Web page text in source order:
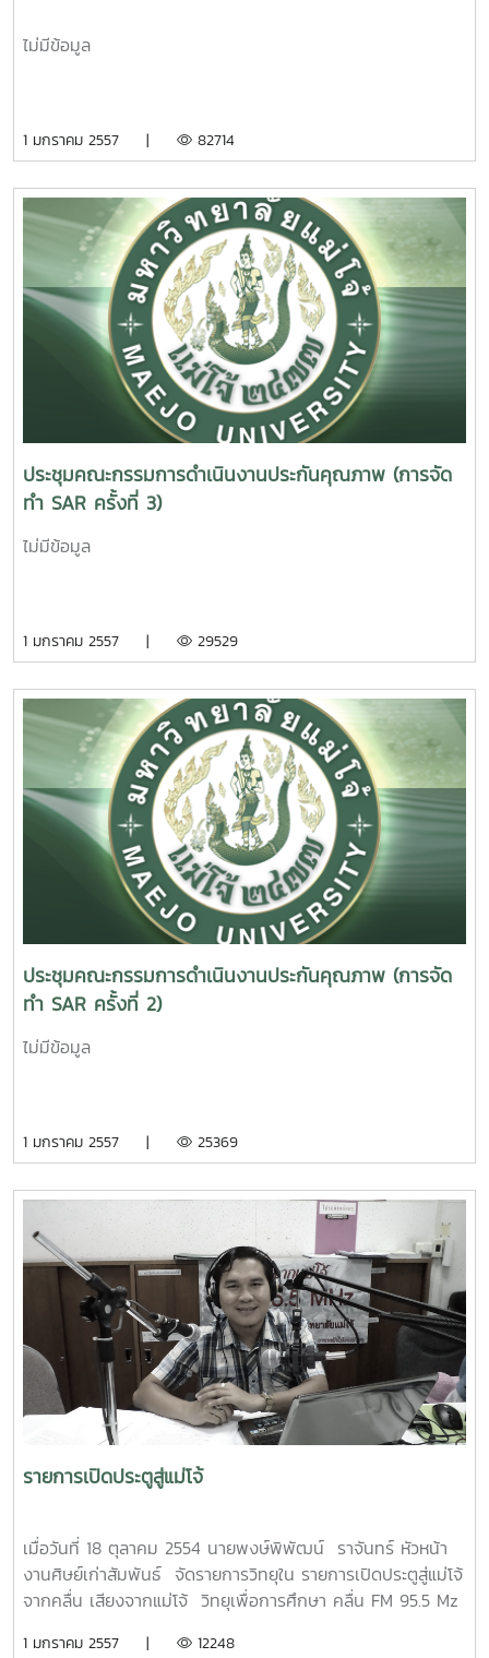
ไม่มีข้อมูล
1 มกราคม 2557 | 82714
ประชุมคณะกรรมการดำเนินงานประกันคุณภาพ (การจัด
ทำ SAR ครั้งที่ 3)
ไม่มีข้อมูล
1 มกราคม 2557 | 29529
ประชุมคณะกรรมการดำเนินงานประกันคุณภาพ (การจัด
ทำ SAR ครั้งที่ 2)
ไม่มีข้อมูล
1 มกราคม 2557 | 25369
รายการเปิดประตูสู่แม่โจ้
เมื่อวันที่ 18 ตุลาคม 2554 นายพงษ์พิพัฒน์ ราจันทร์ หัวหน้า
งานศิษย์เก่าสัมพันธ์ จัดรายการวิทยุใน รายการเปิดประตูสู่แม่โจ้
จากคลื่น เสียงจากแม่โจ้ วิทยุเพื่อการศึกษา คลื่น FM 95.5 Mz
1 มกราคม 2557 | 12248